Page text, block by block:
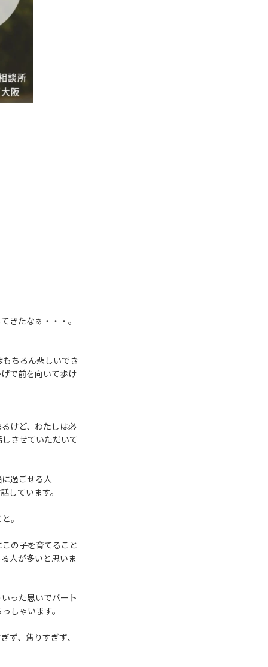
きたなぁ・・・。
ちろん悲しいでき
で前を向いて歩け
けど、わたしは必
させていただいて
過ごせる人
しています。
。
の子を育てること
人が多いと思いま
った思いでパート
しゃいます。
ず、焦りすぎず、